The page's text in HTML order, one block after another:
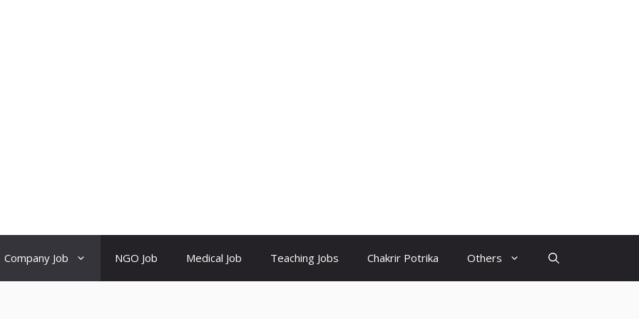
Company Job NGO Job Medical Job Teaching Jobs Chakrir Potrika Others